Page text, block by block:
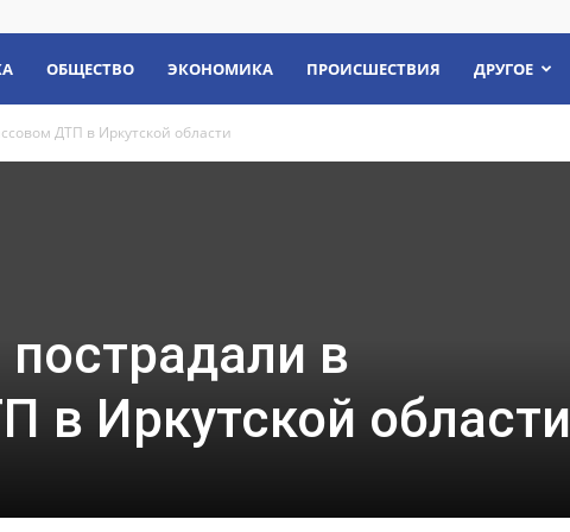
ОБЩЕСТВО ЭКОНОМИКА ПРОИСШЕСТВИЯ ДРУГОЕ
ДТП в Иркутской области
в
в Иркутской области